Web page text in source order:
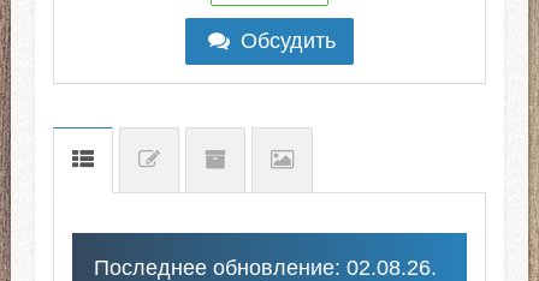
Обсудить
Последнее обновление: 02.08.26.